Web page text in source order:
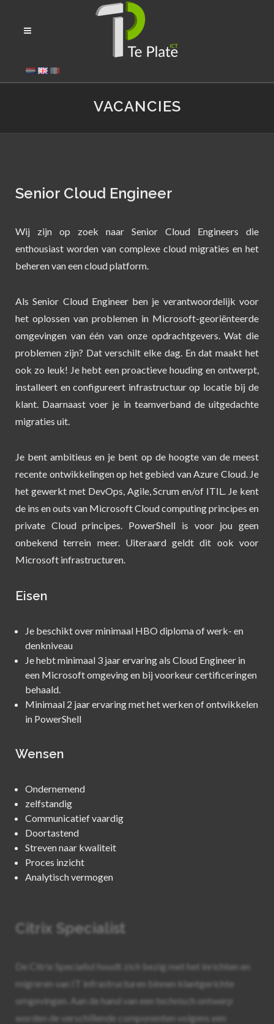
VACANCIES
Senior Cloud Engineer
Wij zijn op zoek naar Senior Cloud Engineers die
enthousiast worden van complexe cloud migraties en het
beheren van een cloud platform.
Als Senior Cloud Engineer ben je verantwoordelijk voor
het oplossen van problemen in Microsoft-georiënteerde
omgevingen van één van onze opdrachtgevers. Wat die
problemen zijn? Dat verschilt elke dag. En dat maakt het
ook zo leuk! Je hebt een proactieve houding en ontwerpt,
installeert en configureert infrastructuur op locatie bij de
klant. Daarnaast voer je in teamverband de uitgedachte
migraties uit.
Je bent ambitieus en je bent op de hoogte van de meest
recente ontwikkelingen op het gebied van Azure Cloud. Je
het gewerkt met DevOps, Agile, Scrum en/of ITIL. Je kent
de ins en outs van Microsoft Cloud computing principes en
private Cloud principes. PowerShell is voor jou geen
onbekend terrein meer. Uiteraard geldt dit ook voor
Microsoft infrastructuren.
Eisen
Je beschikt over minimaal HBO diploma of werk- en
denkniveau
Je hebt minimaal 3 jaar ervaring als Cloud Engineer in
een Microsoft omgeving en bij voorkeur certificeringen
behaald.
Minimaal 2 jaar ervaring met het werken of ontwikkelen
in PowerShell
Wensen
Ondernemend
zelfstandig
Communicatief vaardig
Doortastend
Streven naar kwaliteit
Proces inzicht
Analytisch vermogen
Citrix Specialist
De Citrix Specialist houdt zich bezig met het inrichten en
migreren van IT infrastructuren binnen klantgerichte
omgevingen. Aan de hand van een technisch ontwerp
worden de verschillende componenten volgens een